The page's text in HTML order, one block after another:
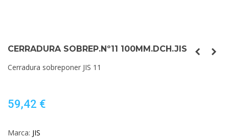
CERRADURA SOBREP.Nº11 100MM.DCH.JIS
Cerradura sobreponer JIS 11
59,42 €
Marca: JIS